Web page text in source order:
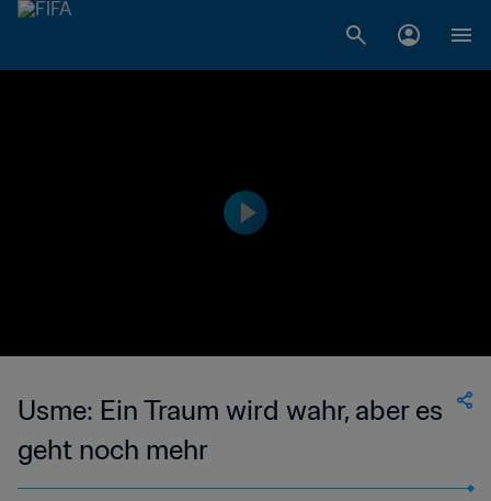
Usme: Ein Traum wird wahr, aber es
geht noch mehr